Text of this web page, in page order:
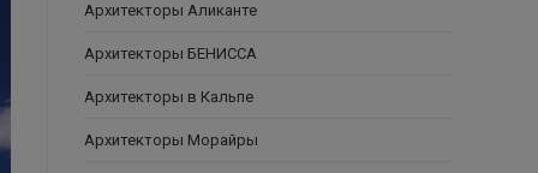
Архитекторы Аликанте
Архитекторы БЕНИССА
Архитекторы в Кальпе
Архитекторы Морайры